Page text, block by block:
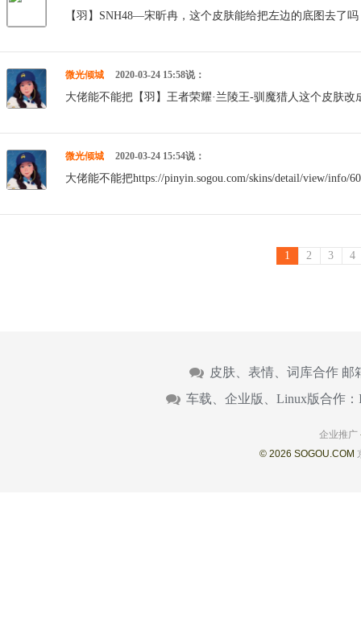
【羽】SNH48—宋昕冉，这个皮肤能给把左边的底图去了
微光倾城 2020-03-24 15:58说：
大佬能不能把【羽】王者荣耀·兰陵王-驯魔猎人这个皮肤
微光倾城 2020-03-24 15:54说：
大佬能不能把https://pinyin.sogou.com/skins/detail/view/info/
1 2 3 4
皮肤、表情、词库合作 邮
车载、企业版、Linux版合作：
企业推广
© 2026 SOGOU.COM